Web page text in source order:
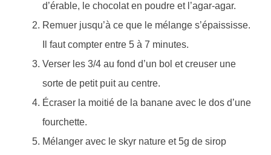
d’érable, le chocolat en poudre et l’agar-agar.
Remuer jusqu’à ce que le mélange s’épaississe.
Il faut compter entre 5 à 7 minutes.
Verser les 3/4 au fond d’un bol et creuser une
sorte de petit puit au centre.
Écraser la moitié de la banane avec le dos d’une
fourchette.
Mélanger avec le skyr nature et 5g de sirop